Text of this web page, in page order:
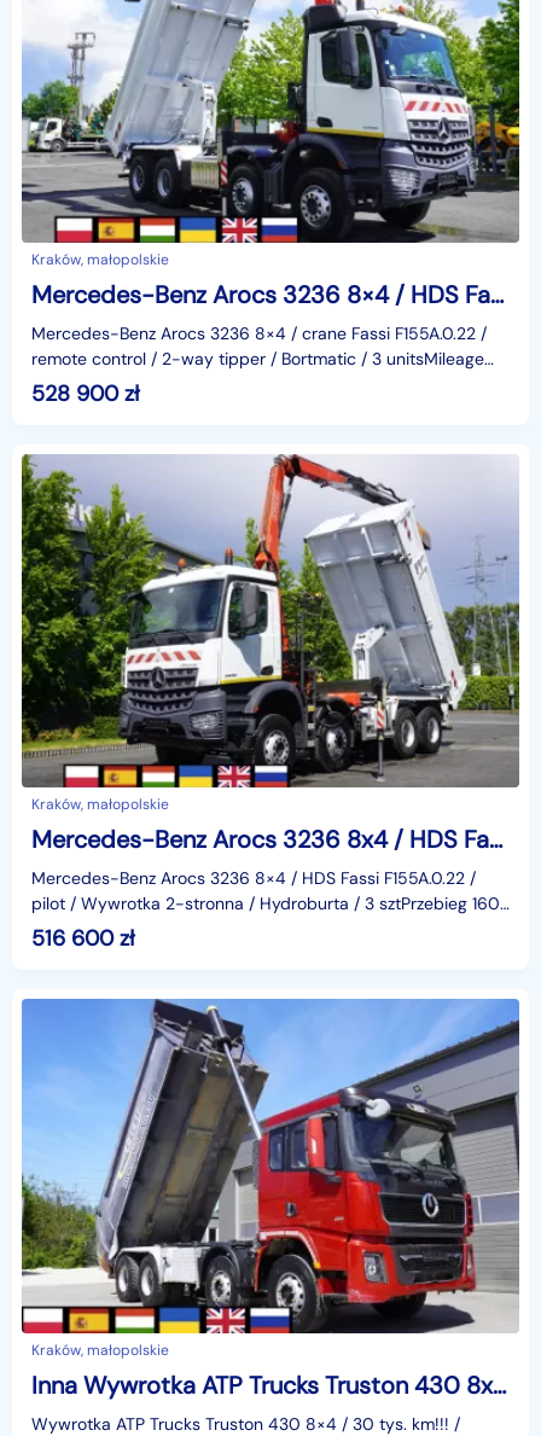
Kraków, małopolskie
Mercedes-Benz Arocs 3236 8×4 / HDS Fassi F155A.0.22/ pilot/ 2-str / 3 szt_255679
Mercedes-Benz Arocs 3236 8×4 / crane Fassi F155A.0.22 /
remote control / 2-way tipper / Bortmatic / 3 unitsMileage
140 thousand kmYear 2019/2020Technical dataGV
528 900zł
Kraków, małopolskie
Mercedes-Benz Arocs 3236 8x4 / HDS Fassi F155A.0.22 / pilot / 3 szt_253412
Mercedes-Benz Arocs 3236 8×4 / HDS Fassi F155A.0.22 /
pilot / Wywrotka 2-stronna / Hydroburta / 3 sztPrzebieg 160
tys. kmRok 2019/2020Dane techniczneDMC 32000 k
516 600zł
Kraków, małopolskie
Inna Wywrotka ATP Trucks Truston 430 8x4 / 30 tys. km!!! / Retarder / 2023_252672
Wywrotka ATP Trucks Truston 430 8×4 / 30 tys. km!!! /